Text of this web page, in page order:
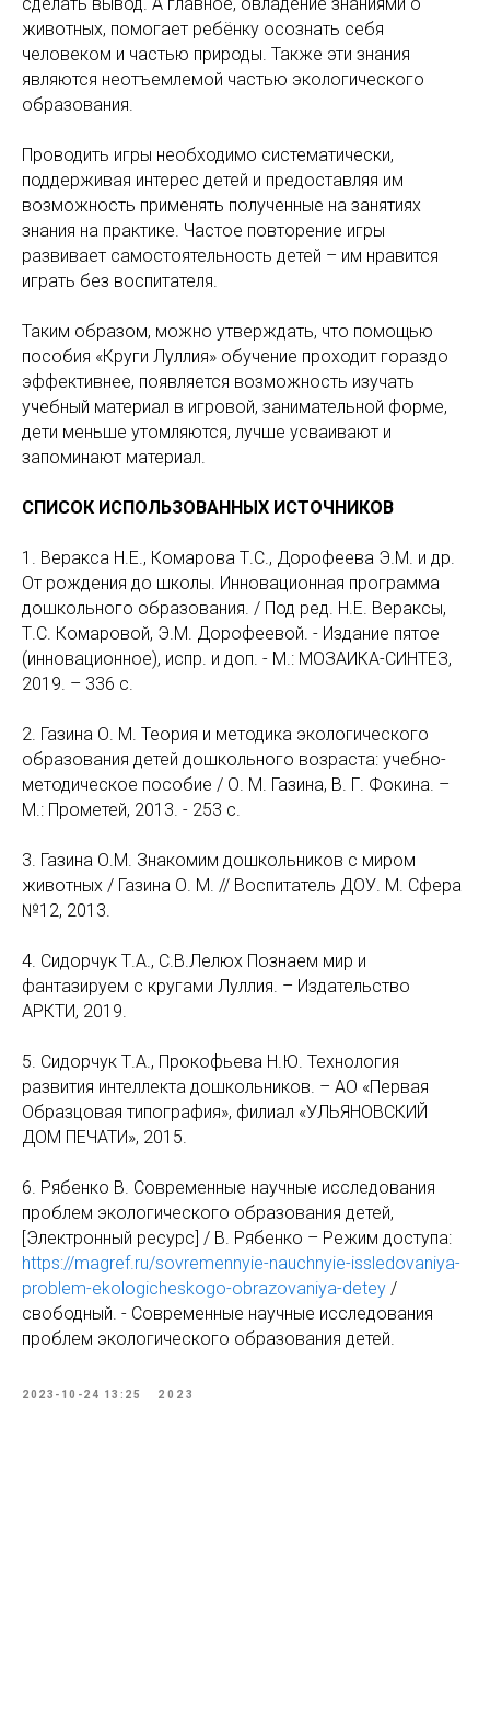
животных, помогает ребёнку осознать себя
человеком и частью природы. Также эти знания
являются неотъемлемой частью экологического
образования.
Проводить игры необходимо систематически,
поддерживая интерес детей и предоставляя им
возможность применять полученные на занятиях
знания на практике. Частое повторение игры
развивает самостоятельность детей – им нравится
играть без воспитателя.
Таким образом, можно утверждать, что помощью
пособия «Круги Луллия» обучение проходит гораздо
эффективнее, появляется возможность изучать
учебный материал в игровой, занимательной форме,
дети меньше утомляются, лучше усваивают и
запоминают материал.
СПИСОК ИСПОЛЬЗОВАННЫХ ИСТОЧНИКОВ
1. Веракса Н.Е., Комарова Т.С., Дорофеева Э.М. и др.
От рождения до школы. Инновационная программа
дошкольного образования. / Под ред. Н.Е. Вераксы,
Т.С. Комаровой, Э.М. Дорофеевой. - Издание пятое
(инновационное), испр. и доп. - М.: МОЗАИКА-СИНТЕЗ,
2019. – 336 с.
2. Газина О. М. Теория и методика экологического
образования детей дошкольного возраста: учебно-
методическое пособие / О. М. Газина, В. Г. Фокина. –
М.: Прометей, 2013. - 253 с.
3. Газина О.М. Знакомим дошкольников с миром
животных / Газина О. М. // Воспитатель ДОУ. М. Сфера
№12, 2013.
4. Сидорчук Т.А., С.В.Лелюх Познаем мир и
фантазируем с кругами Луллия. – Издательство
АРКТИ, 2019.
5. Сидорчук Т.А., Прокофьева Н.Ю. Технология
развития интеллекта дошкольников. – АО «Первая
Образцовая типография», филиал «УЛЬЯНОВСКИЙ
ДОМ ПЕЧАТИ», 2015.
6. Рябенко В. Современные научные исследования
проблем экологического образования детей,
[Электронный ресурс] / В. Рябенко – Режим доступа:
https://magref.ru/sovremennyie-nauchnyie-issledovaniya-
problem-ekologicheskogo-obrazovaniya-detey /
свободный. - Современные научные исследования
проблем экологического образования детей.
2023-10-24 13:25 2023